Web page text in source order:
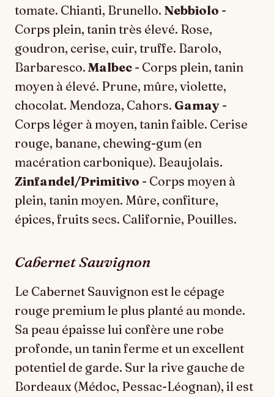
tomate. Chianti, Brunello. Nebbiolo -
Corps plein, tanin très élevé. Rose,
goudron, cerise, cuir, truffe. Barolo,
Barbaresco. Malbec - Corps plein, tanin
moyen à élevé. Prune, mûre, violette,
chocolat. Mendoza, Cahors. Gamay -
Corps léger à moyen, tanin faible. Cerise
rouge, banane, chewing-gum (en
macération carbonique). Beaujolais.
Zinfandel/Primitivo - Corps moyen à
plein, tanin moyen. Mûre, confiture,
épices, fruits secs. Californie, Pouilles.
Cabernet Sauvignon
Le Cabernet Sauvignon est le cépage
rouge premium le plus planté au monde.
Sa peau épaisse lui confère une robe
profonde, un tanin ferme et un excellent
potentiel de garde. Sur la rive gauche de
Bordeaux (Médoc, Pessac-Léognan), il est